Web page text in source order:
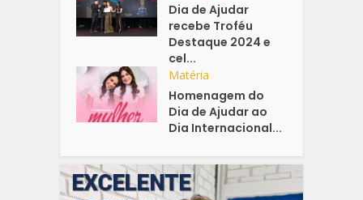
Dia de Ajudar
recebe Troféu
Destaque 2024 e
cel...
Matéria
Homenagem do
Dia de Ajudar ao
Dia Internacional...